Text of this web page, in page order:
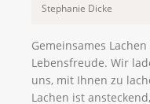
Stephanie Dicke
Gemeinsames
Lebensfreude. Wir
uns, mit Ihnen zu
Lachen ist